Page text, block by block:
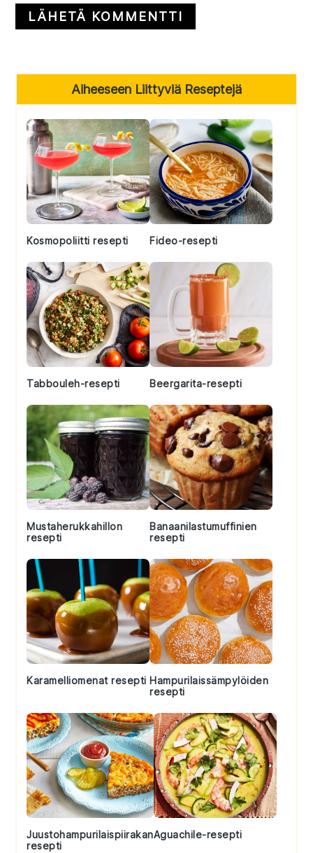
Primary
Sidebar
Aiheeseen Liittyviä Reseptejä
Kosmopoliitti resepti Fideo-resepti
Tabbouleh-resepti Beergarita-resepti
Mustaherukkahillon
resepti
Banaanilastumuffinien
resepti
Karamelliomenat resepti Hampurilaissämpylöiden
resepti
Juustohampurilaispiirakan
resepti
Aguachile-resepti